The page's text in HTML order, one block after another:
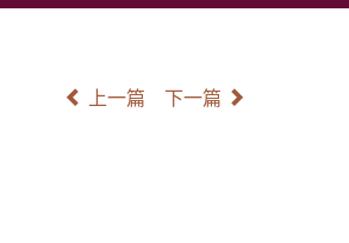
上一篇 下一篇